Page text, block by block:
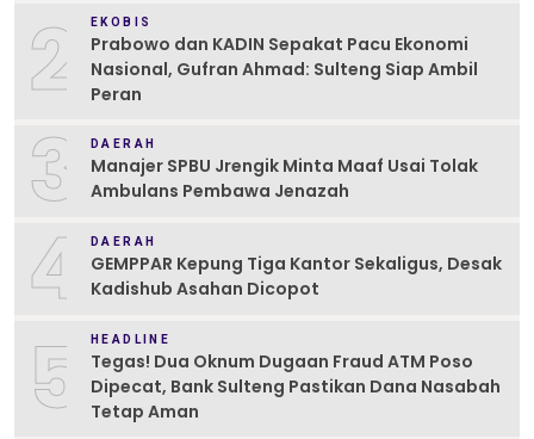
2 EKOBIS
Prabowo dan KADIN Sepakat Pacu Ekonomi
Nasional, Gufran Ahmad: Sulteng Siap Ambil
Peran
3 DAERAH
Manajer SPBU Jrengik Minta Maaf Usai Tolak
Ambulans Pembawa Jenazah
4 DAERAH
GEMPPAR Kepung Tiga Kantor Sekaligus, Desak
Kadishub Asahan Dicopot
5 HEADLINE
Tegas! Dua Oknum Dugaan Fraud ATM Poso
Dipecat, Bank Sulteng Pastikan Dana Nasabah
Tetap Aman